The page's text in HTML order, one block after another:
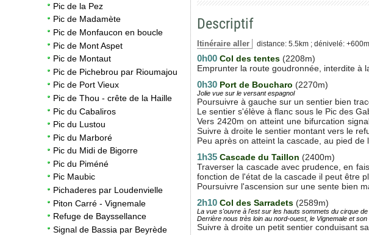
Pic de la Pez
Pic de Madamète
Pic de Monfaucon en boucle
Pic de Mont Aspet
Pic de Montaut
Pic de Pichebrou par Rioumajou
Pic de Port Vieux
Pic de Thou - crête de la Haille
Pic du Cabaliros
Pic du Lustou
Pic du Marboré
Pic du Midi de Bigorre
Pic du Piméné
Pic Maubic
Pichaderes par Loudenvielle
Piton Carré - Vignemale
Refuge de Bayssellance
Signal de Bassia par Beyrède
Descriptif
Itinéraire aller distance: 5.5km ; dénivelé:
0h00 Col des tentes (2208m)
Emprunter la route goudronnée, interdite à
0h30 Port de Boucharo (2270m)
Jolie vue sur le versant espagnol
Poursuivre à gauche sur un sentier bien
Le sentier s'élève à flanc sous le Pic des
Vers 2420m on atteint une bifurcation
Suivre à droite le sentier montant vers le
Peu après on atteint la cascade, au pied de
1h35 Cascade du Taillon (2400m)
Traverser la cascade avec prudence, en
fonction de l'état de la cascade il peut être
Poursuivre l'ascension sur une sente bien
2h10 Col des Sarradets (2589m)
La vue s'ouvre à l'est sur les hauts sommets du cirque
Derrière nous très loin au nord-ouest, le Vignemale et
Suivre à droite un petit sentier conduisant